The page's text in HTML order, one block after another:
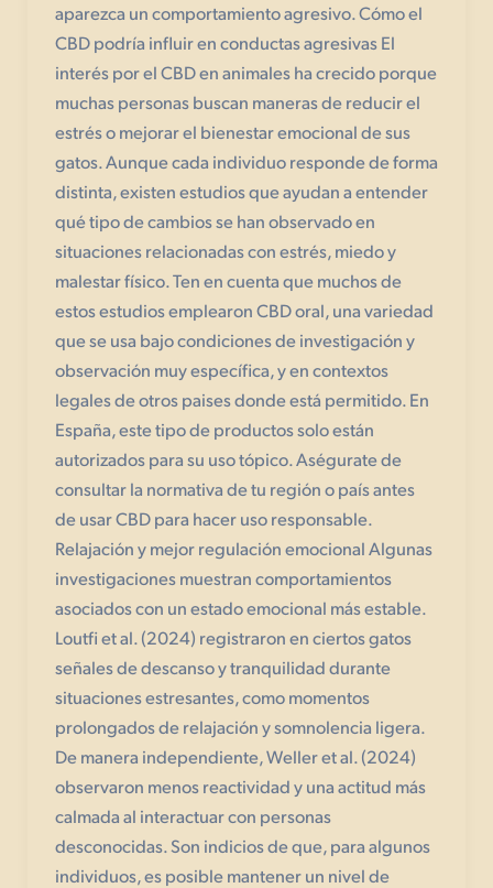
aparezca un comportamiento agresivo. Cómo el
CBD podría influir en conductas agresivas El
interés por el CBD en animales ha crecido porque
muchas personas buscan maneras de reducir el
estrés o mejorar el bienestar emocional de sus
gatos. Aunque cada individuo responde de forma
distinta, existen estudios que ayudan a entender
qué tipo de cambios se han observado en
situaciones relacionadas con estrés, miedo y
malestar físico. Ten en cuenta que muchos de
estos estudios emplearon CBD oral, una variedad
que se usa bajo condiciones de investigación y
observación muy específica, y en contextos
legales de otros paises donde está permitido. En
España, este tipo de productos solo están
autorizados para su uso tópico. Aségurate de
consultar la normativa de tu región o país antes
de usar CBD para hacer uso responsable.
Relajación y mejor regulación emocional Algunas
investigaciones muestran comportamientos
asociados con un estado emocional más estable.
Loutfi et al. (2024) registraron en ciertos gatos
señales de descanso y tranquilidad durante
situaciones estresantes, como momentos
prolongados de relajación y somnolencia ligera.
De manera independiente, Weller et al. (2024)
observaron menos reactividad y una actitud más
calmada al interactuar con personas
desconocidas. Son indicios de que, para algunos
individuos, es posible mantener un nivel de